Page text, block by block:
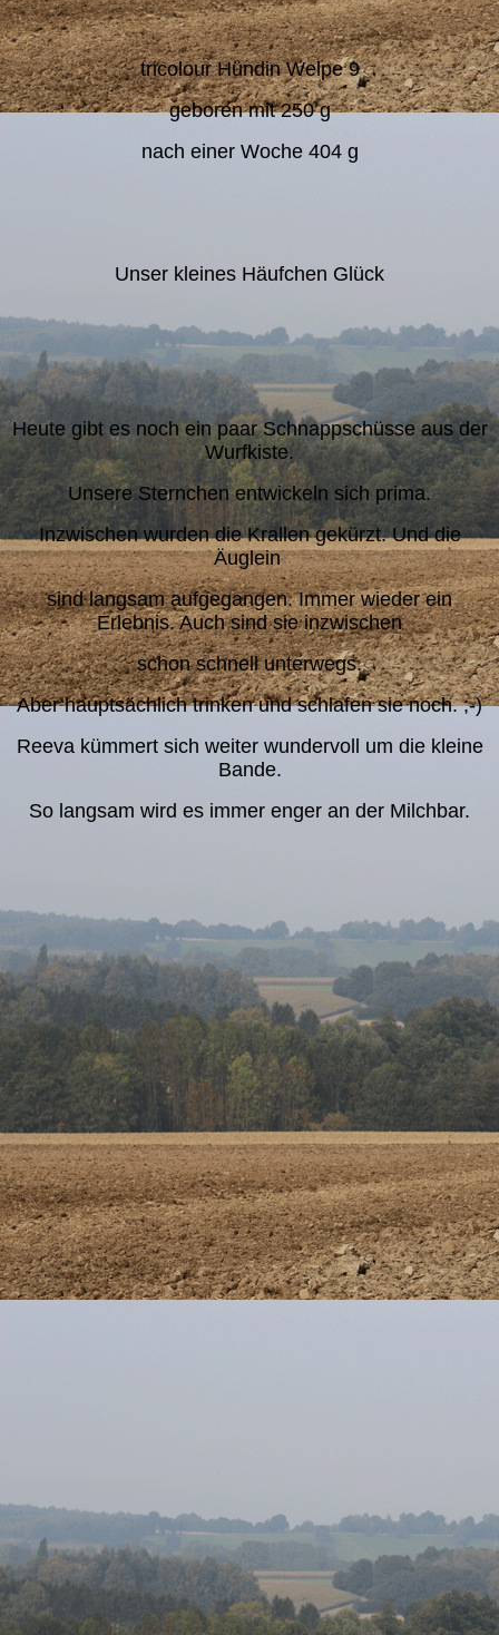
tricolour Hündin Welpe 9
geboren mit 250 g
nach einer Woche 404 g
Unser kleines Häufchen Glück
Heute gibt es noch ein paar Schnappschüsse aus der
Wurfkiste.
Unsere Sternchen entwickeln sich prima.
Inzwischen wurden die Krallen gekürzt. Und die
Äuglein
sind langsam aufgegangen. Immer wieder ein
Erlebnis. Auch sind sie inzwischen
schon schnell unterwegs.
Aber hauptsächlich trinken und schlafen sie noch. ;-)
Reeva kümmert sich weiter wundervoll um die kleine
Bande.
So langsam wird es immer enger an der Milchbar.